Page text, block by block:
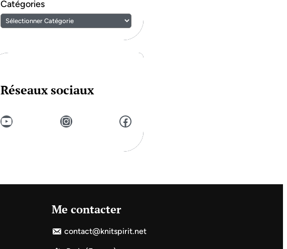
Catégories
Réseaux sociaux
YouTube Instagram Facebook
Me contacter
contact@knitspirit.net